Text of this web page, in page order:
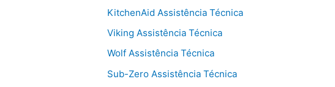
KitchenAid Assistência Técnica
Viking Assistência Técnica
Wolf Assistência Técnica
Sub-Zero Assistência Técnica